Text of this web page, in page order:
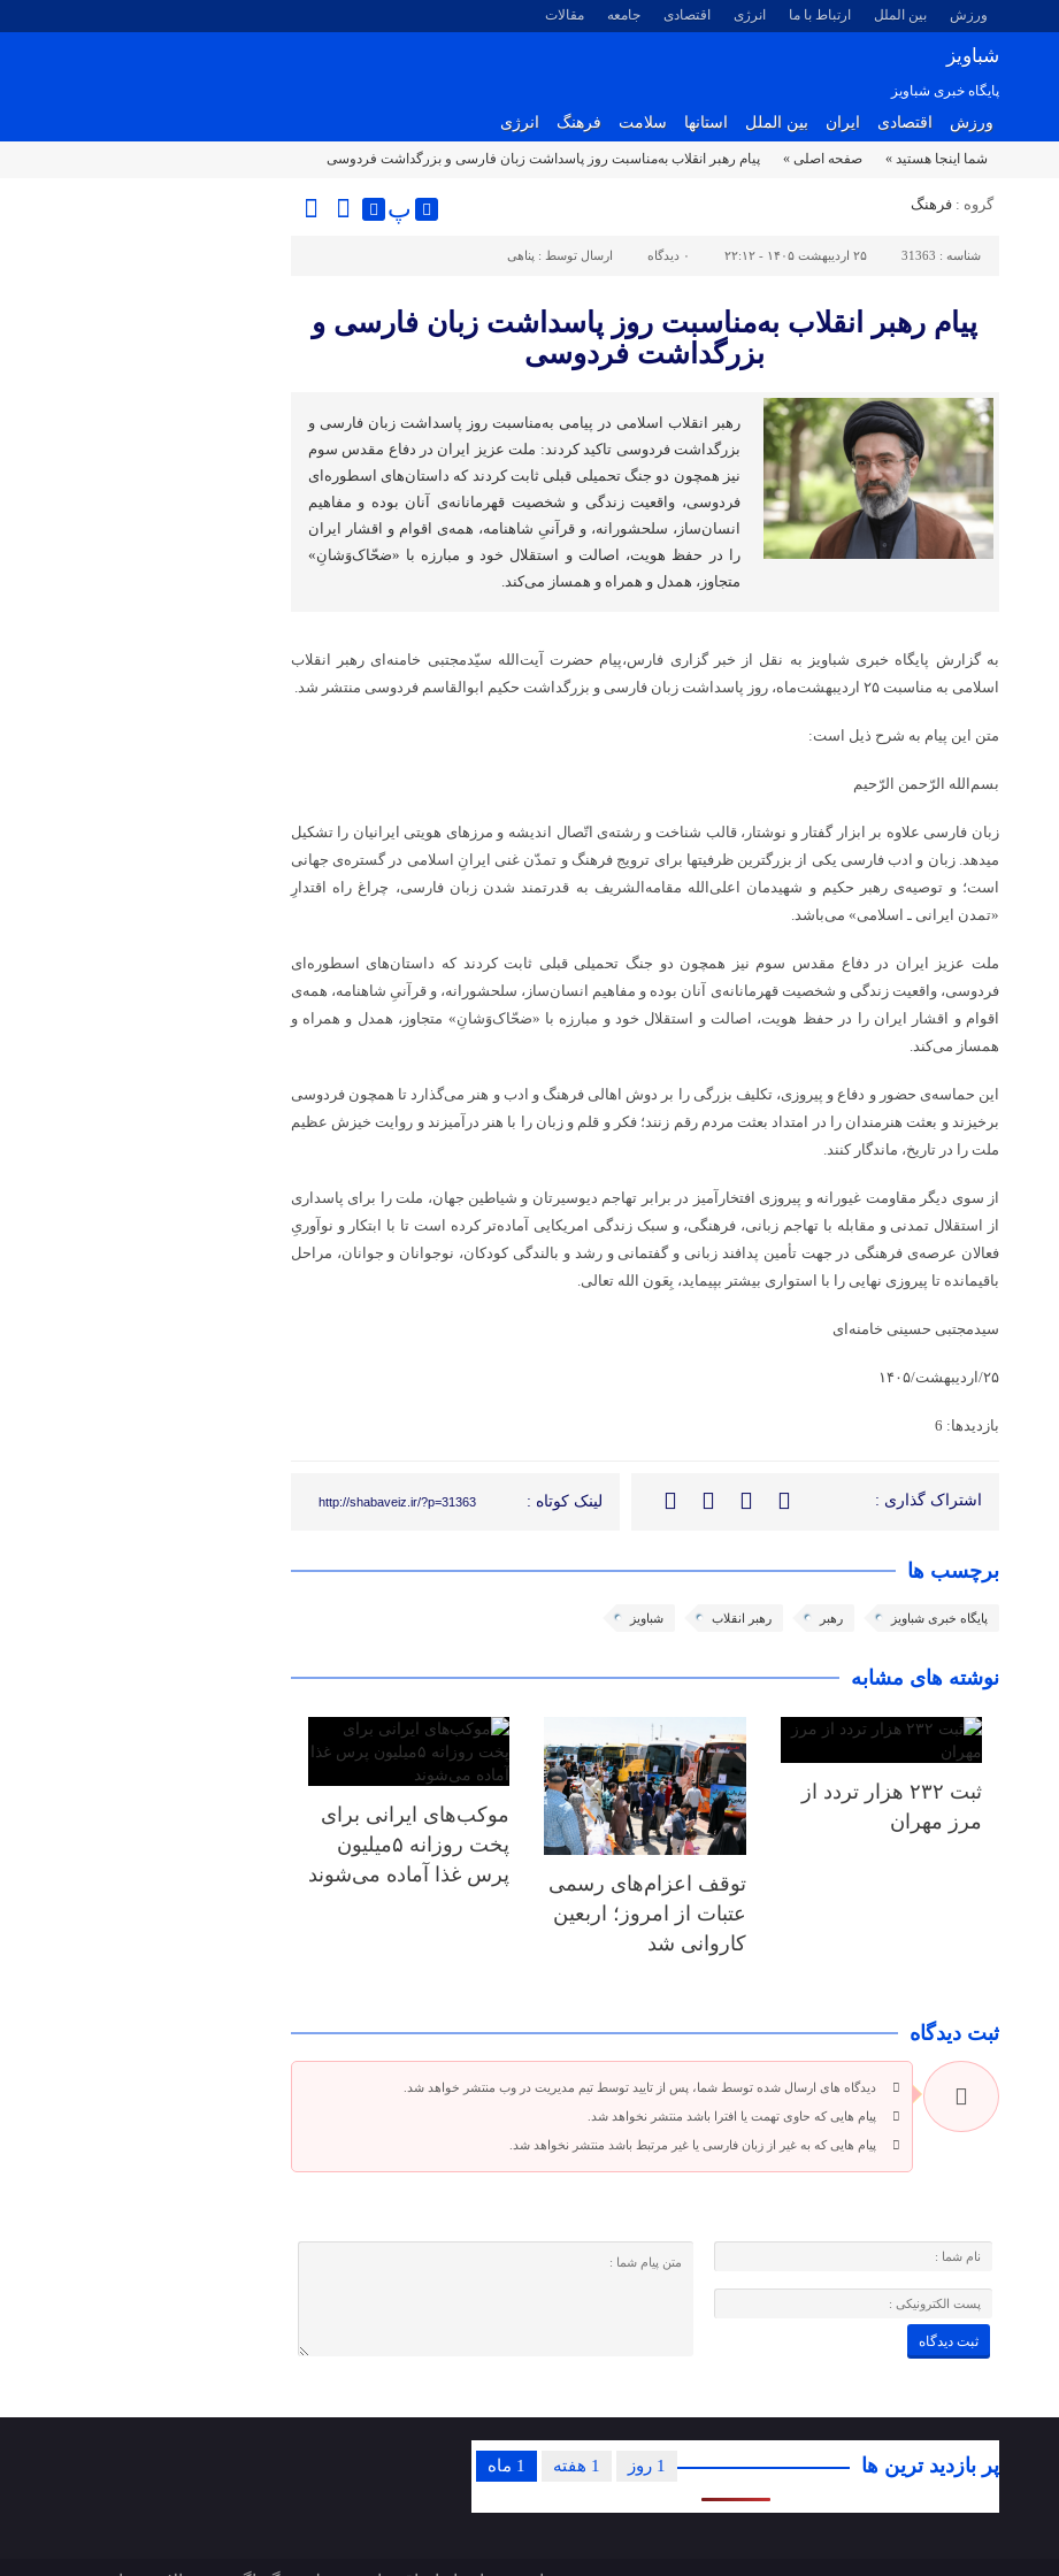
ورزش بین الملل ارتباط با ما انرژی اقتصادی جامعه مقالات
شباویز
پایگاه خبری شباویز
ورزش اقتصادی ایران بین الملل استانها سلامت فرهنگ انرژی
شما اینجا هستید » صفحه اصلی » پیام رهبر انقلاب به‌مناسبت روز پاسداشت زبان فارسی و بزرگداشت فردوسی
گروه : فرهنگ پ
شناسه : 31363 ۲۵ اردیبهشت ۱۴۰۵ - ۲۲:۱۲ ۰ دیدگاه ارسال توسط : پناهی
پیام رهبر انقلاب به‌مناسبت روز پاسداشت زبان فارسی و
بزرگداشت فردوسی
رهبر انقلاب اسلامی در پیامی به‌مناسبت روز پاسداشت زبان فارسی و
بزرگداشت فردوسی تاکید کردند: ملت عزیز ایران در دفاع مقدس سوم
نیز همچون دو جنگ تحمیلی قبلی ثابت کردند که داستان‌های اسطوره‌ای
فردوسی، واقعیت زندگی و شخصیت قهرمانانه‌ی آنان بوده و مفاهیم
انسان‌ساز، سلحشورانه، و قرآنیِ شاهنامه، همه‌ی اقوام و اقشار ایران
را در حفظ هویت، اصالت و استقلال خود و مبارزه با «ضحّاک‌وَشانِ»
متجاوز، همدل و همراه و همساز می‌کند.
به گزارش پایگاه خبری شباویز به نقل از خبر گزاری فارس،پیام حضرت آیت‌الله سیّدمجتبی خامنه‌ای رهبر انقلاب
اسلامی به مناسبت ۲۵ اردیبهشت‌ماه، روز پاسداشت زبان فارسی و بزرگداشت حکیم ابوالقاسم فردوسی منتشر شد.
متن این پیام به شرح ذیل است:
بسم‌الله الرّحمن الرّحیم
زبان فارسی علاوه بر ابزار گفتار و نوشتار، قالب شناخت و رشته‌ی اتّصال اندیشه و مرزهای هویتی ایرانیان را تشکیل
میدهد. زبان و ادب فارسی یکی از بزرگترین ظرفیتها برای ترویج فرهنگ و تمدّن غنی ایرانِ اسلامی در گستره‌ی جهانی
است؛ و توصیه‌ی رهبر حکیم و شهیدمان اعلی‌الله مقامه‌الشریف به قدرتمند شدن زبان فارسی، چراغ راه اقتدارِ
«تمدن ایرانی ـ اسلامی» می‌باشد.
ملت عزیز ایران در دفاع مقدس سوم نیز همچون دو جنگ تحمیلی قبلی ثابت کردند که داستان‌های اسطوره‌ای
فردوسی، واقعیت زندگی و شخصیت قهرمانانه‌ی آنان بوده و مفاهیم انسان‌ساز، سلحشورانه، و قرآنیِ شاهنامه، همه‌ی
اقوام و اقشار ایران را در حفظ هویت، اصالت و استقلال خود و مبارزه با «ضحّاک‌وَشانِ» متجاوز، همدل و همراه و
همساز می‌کند.
این حماسه‌ی حضور و دفاع و پیروزی، تکلیف بزرگی را بر دوش اهالی فرهنگ و ادب و هنر می‌گذارد تا همچون فردوسی
برخیزند و بعثت هنرمندان را در امتداد بعثت مردم رقم زنند؛ فکر و قلم و زبان را با هنر درآمیزند و روایت خیزش عظیم
ملت را در تاریخ، ماندگار کنند.
از سوی دیگر مقاومت غیورانه و پیروزی افتخارآمیز در برابر تهاجم دیوسیرتان و شیاطین جهان، ملت را برای پاسداری
از استقلال تمدنی و مقابله با تهاجم زبانی، فرهنگی، و سبک زندگی امریکایی آماده‌تر کرده است تا با ابتکار و نوآوریِ
فعالان عرصه‌ی فرهنگی در جهت تأمین پدافند زبانی و گفتمانی و رشد و بالندگی کودکان، نوجوانان و جوانان، مراحل
باقیمانده تا پیروزی نهایی را با استواری بیشتر بپیماید، بِعَون‌ الله تعالی.
سیدمجتبی حسینی خامنه‌ای
۲۵/اردیبهشت/۱۴۰۵
بازدیدها: 6
اشتراک گذاری : لینک کوتاه : http://shabaveiz.ir/?p=31363
برچسب ها
پایگاه خبری شباویز رهبر رهبر انقلاب شباویز
نوشته های مشابه
ثبت ۲۳۲ هزار تردد از
مرز مهران
توقف اعزام‌‌های رسمی
عتبات از امروز؛ اربعین
کاروانی شد
موکب‌های ایرانی برای
پخت روزانه ۵میلیون
پرس غذا آماده می‌شوند
ثبت دیدگاه
دیدگاه های ارسال شده توسط شما، پس از تایید توسط تیم مدیریت در وب منتشر خواهد شد.
پیام هایی که حاوی تهمت یا افترا باشد منتشر نخواهد شد.
پیام هایی که به غیر از زبان فارسی یا غیر مرتبط باشد منتشر نخواهد شد.
پر بازدید ترین ها 1 ماه 1 هفته 1 روز